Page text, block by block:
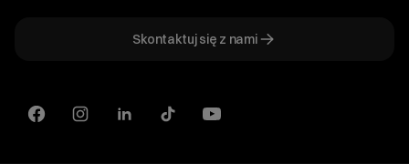
Skontaktuj się z nami